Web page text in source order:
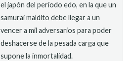
el japón del período edo, en la que un
samurai maldito debe llegar a un
vencer a mil adversarios para poder
deshacerse de la pesada carga que
supone la inmortalidad.